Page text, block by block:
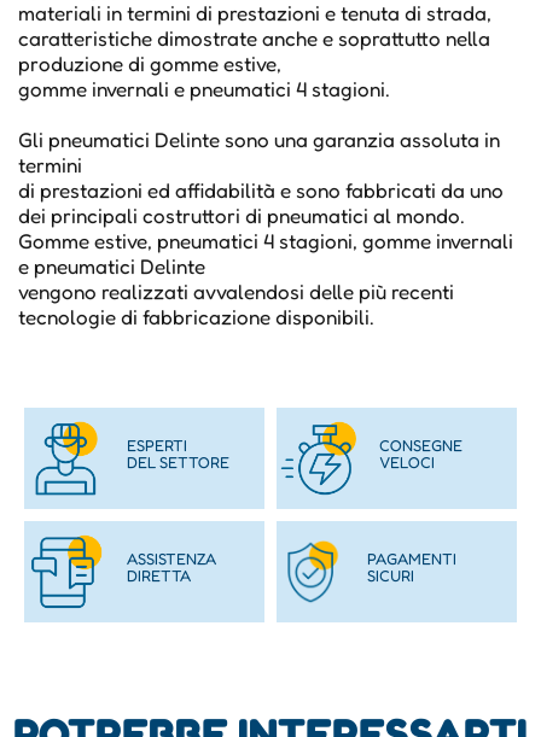
materiali in termini di prestazioni e tenuta di strada,
caratteristiche dimostrate anche e soprattutto nella
produzione di gomme estive,
gomme invernali e pneumatici 4 stagioni.
Gli pneumatici Delinte sono una garanzia assoluta in
termini
di prestazioni ed affidabilità e sono fabbricati da uno
dei principali costruttori di pneumatici al mondo.
Gomme estive, pneumatici 4 stagioni, gomme invernali
e pneumatici Delinte
vengono realizzati avvalendosi delle più recenti
tecnologie di fabbricazione disponibili.
ESPERTI
DEL SETTORE
CONSEGNE
VELOCI
ASSISTENZA
DIRETTA
PAGAMENTI
SICURI